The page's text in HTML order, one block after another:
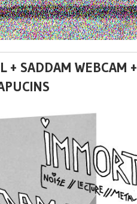
+ SADDAM WEBCAM +